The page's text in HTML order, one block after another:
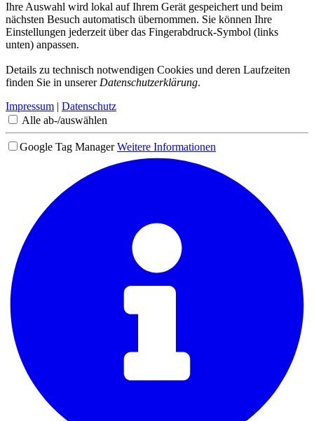
Ihre Auswahl wird lokal auf Ihrem Gerät gespeichert und beim
nächsten Besuch automatisch übernommen. Sie können Ihre
Einstellungen jederzeit über das Fingerabdruck-Symbol (links
unten) anpassen.
Details zu technisch notwendigen Cookies und deren Laufzeiten
finden Sie in unserer Datenschutzerklärung.
Impressum | Datenschutz
Alle ab-/auswählen
Google Tag Manager Weitere Informationen